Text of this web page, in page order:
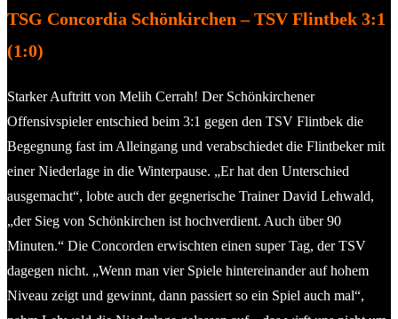
TSG Concordia Schönkirchen – TSV Flintbek 3:1
(1:0)
Starker Auftritt von Melih Cerrah! Der Schönkirchener
Offensivspieler entschied beim 3:1 gegen den TSV Flintbek die
Begegnung fast im Alleingang und verabschiedet die Flintbeker mit
einer Niederlage in die Winterpause. „Er hat den Unterschied
ausgemacht“, lobte auch der gegnerische Trainer David Lehwald,
„der Sieg von Schönkirchen ist hochverdient. Auch über 90
Minuten.“ Die Concorden erwischten einen super Tag, der TSV
dagegen nicht. „Wenn man vier Spiele hintereinander auf hohem
Niveau zeigt und gewinnt, dann passiert so ein Spiel auch mal“,